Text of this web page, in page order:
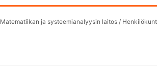
Matematiikan ja systeemianalyysin laitos /